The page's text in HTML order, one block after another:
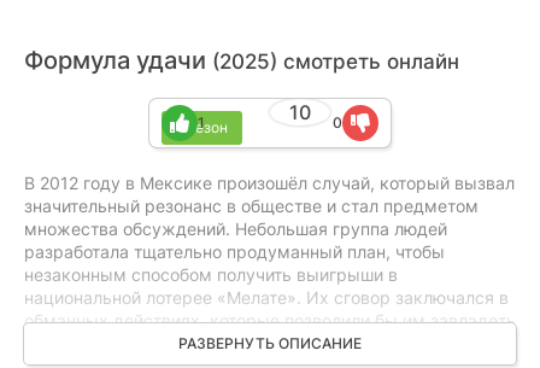
Формула удачи (2025) смотреть онлайн
1 сезон
10
1 0
В 2012 году в Мексике произошёл случай, который вызвал
значительный резонанс в обществе и стал предметом
множества обсуждений. Небольшая группа людей
разработала тщательно продуманный план, чтобы
незаконным способом получить выигрыши в
национальной лотерее «Мелате». Их сговор заключался в
обманных действиях, которые позволили бы им завладеть
главным призом, обходя официальные правила и систему
РАЗВЕРНУТЬ ОПИСАНИЕ